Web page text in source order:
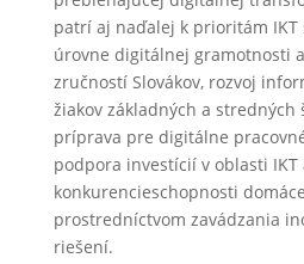
patrí aj naďalej k prioritám IKT
úrovne digitálnej gramotnosti
zručností Slovákov, rozvoj
žiakov základných a stredných
príprava pre digitálne
podpora investícií v oblasti IKT
konkurencieschopnosti
prostredníctvom zavádzania
riešení.